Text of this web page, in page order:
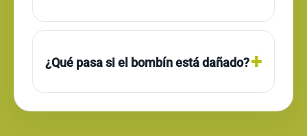
¿Qué pasa si el bombín está dañado?